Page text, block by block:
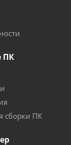
ПК
сборки ПК